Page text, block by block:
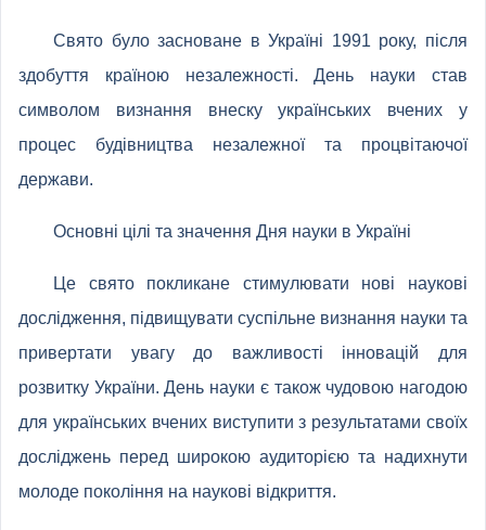
Свято було засноване в Україні 1991 року, після
здобуття країною незалежності. День науки став
символом визнання внеску українських вчених у
процес будівництва незалежної та процвітаючої
держави.
Основні цілі та значення Дня науки в Україні
Це свято покликане стимулювати нові наукові
дослідження, підвищувати суспільне визнання науки та
привертати увагу до важливості інновацій для
розвитку України. День науки є також чудовою нагодою
для українських вчених виступити з результатами своїх
досліджень перед широкою аудиторією та надихнути
молоде покоління на наукові відкриття.